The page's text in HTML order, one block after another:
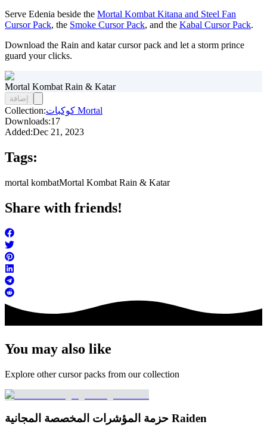
Serve Edenia beside the Mortal Kombat Kitana and Steel Fan
Cursor Pack, the Smoke Cursor Pack, and the Kabal Cursor Pack.
Download the Rain and katar cursor pack and let a storm prince
guard your clicks.
Mortal Kombat Rain & Katar
إضافة
Collection:
كوكبات Mortal
Downloads:17
Added:Dec 21, 2023
Tags:
mortal kombatMortal Kombat Rain & Katar
Share with friends!
You may also like
Explore other cursor packs from our collection
حزمة المؤشرات المخصصة المجانية Raiden